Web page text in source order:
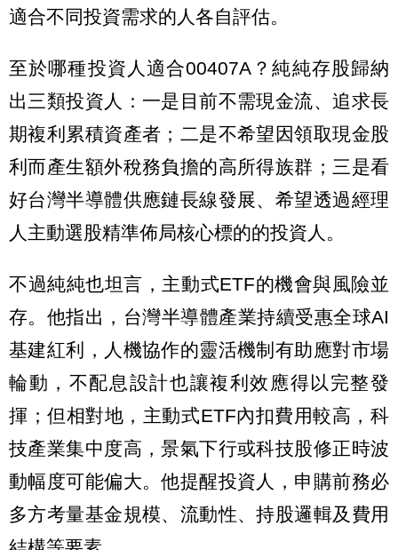
適合不同投資需求的人各自評估。
至於哪種投資人適合00407A？純純存股歸納
出三類投資人：一是目前不需現金流、追求長
期複利累積資產者；二是不希望因領取現金股
利而產生額外稅務負擔的高所得族群；三是看
好台灣半導體供應鏈長線發展、希望透過經理
人主動選股精準佈局核心標的的投資人。
不過純純也坦言，主動式ETF的機會與風險並
存。他指出，台灣半導體產業持續受惠全球AI
基建紅利，人機協作的靈活機制有助應對市場
輪動，不配息設計也讓複利效應得以完整發
揮；但相對地，主動式ETF內扣費用較高，科
技產業集中度高，景氣下行或科技股修正時波
動幅度可能偏大。他提醒投資人，申購前務必
多方考量基金規模、流動性、持股邏輯及費用